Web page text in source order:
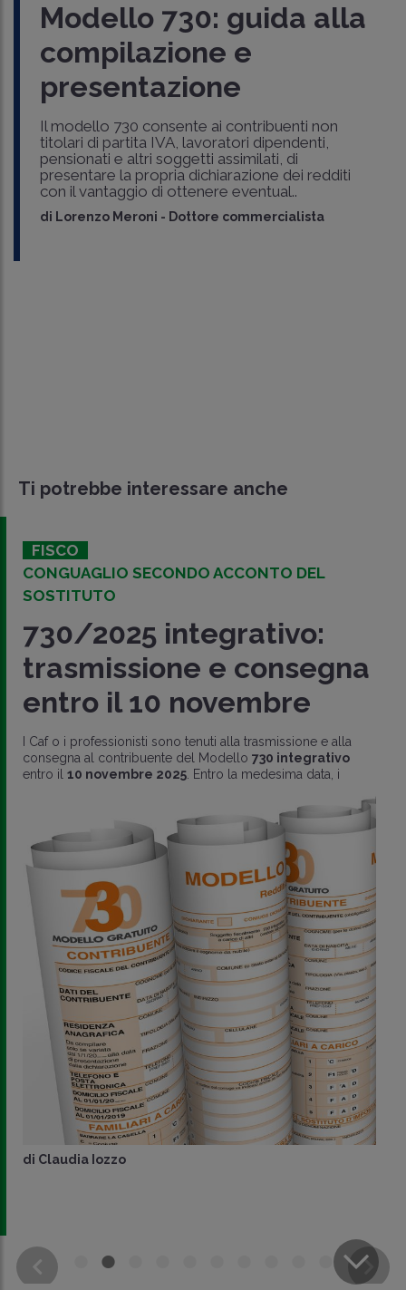
CONDIVIDI
Modello 730: guida alla
compilazione e
presentazione
Il modello 730 consente ai contribuenti non
titolari di partita IVA, lavoratori dipendenti,
pensionati e altri soggetti assimilati, di
presentare la propria dichiarazione dei redditi
con il vantaggio di ottenere eventual..
di Lorenzo Meroni - Dottore commercialista
Ti potrebbe interessare anche
FISCO
CONGUAGLIO SECONDO ACCONTO DEL
SOSTITUTO
730/2025 integrativo:
trasmissione e consegna
entro il 10 novembre
I Caf o i professionisti sono tenuti alla trasmissione e alla
consegna al contribuente del Modello730 integrativo
entro il10 novembre 2025. Entro la medesima data, i
Claudia Iozzo